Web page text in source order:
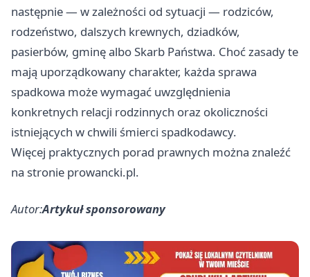
następnie — w zależności od sytuacji — rodziców,
rodzeństwo, dalszych krewnych, dziadków,
pasierbów, gminę albo Skarb Państwa. Choć zasady te
mają uporządkowany charakter, każda sprawa
spadkowa może wymagać uwzględnienia
konkretnych relacji rodzinnych oraz okoliczności
istniejących w chwili śmierci spadkodawcy.
Więcej praktycznych porad prawnych można znaleźć
na stronie prowancki.pl.
Autor:Artykuł sponsorowany